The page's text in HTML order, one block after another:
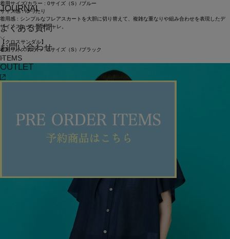
JOURNAL
よくある質問
お問い合わせ
OUTLET
着用サイズ/カラー : 0サイズ（S）/ブルー
サイズ感 : ゆったり
着用感 : シンプルなフレアスカートを大胆に切り替えて、複雑な重なりや組み合わせを表現したデ
ザインスカートがオシャレ。
【クロスサンダル】
着用サイズ/カラー : 0サイズ（S）/ブラック
ITEMS